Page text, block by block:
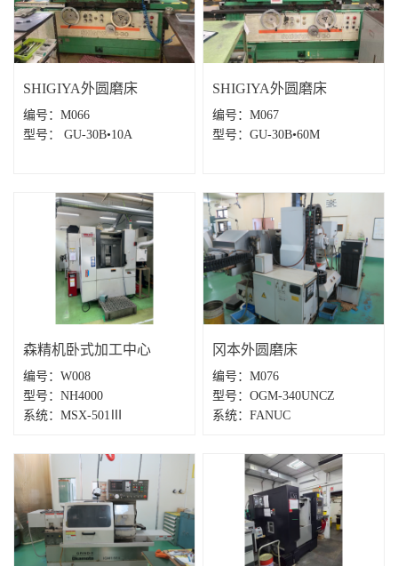
SHIGIYA外圆磨床
编号：M066
型号： GU-30B•10A
SHIGIYA外圆磨床
编号：M067
型号：GU-30B•60M
森精机卧式加工中心
编号：W008
型号：NH4000
系统：MSX-501Ⅲ
冈本外圆磨床
编号：M076
型号：OGM-340UNCZ
系统：FANUC